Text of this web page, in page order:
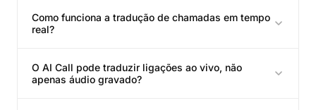
Como funciona a tradução de chamadas em tempo
real?
O AI Call pode traduzir ligações ao vivo, não
apenas áudio gravado?